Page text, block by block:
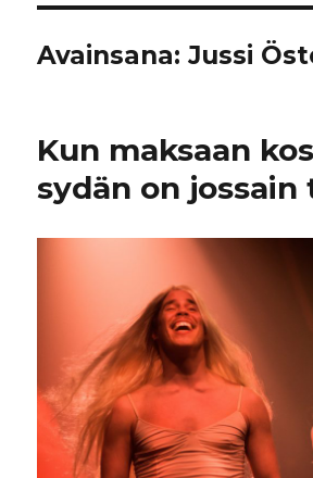
Avainsana:Jussi
Kun maksaan
sydän on jossain